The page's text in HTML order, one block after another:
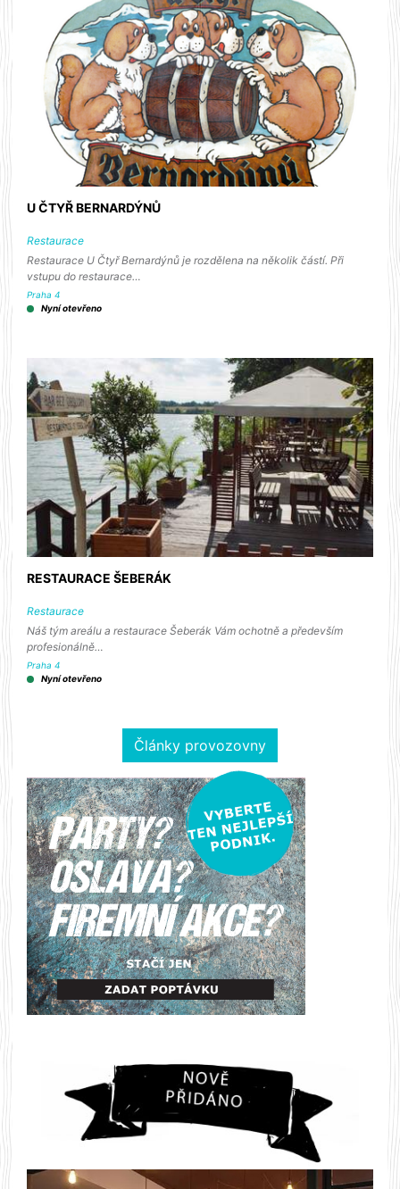
U ČTYŘ BERNARDÝNŮ
Restaurace
Restaurace U Čtyř Bernardýnů je rozdělena na několik částí. Při
vstupu do restaurace…
Praha 4
Nyní otevřeno
RESTAURACE ŠEBERÁK
Restaurace
Náš tým areálu a restaurace Šeberák Vám ochotně a především
profesionálně…
Praha 4
Nyní otevřeno
Články provozovny